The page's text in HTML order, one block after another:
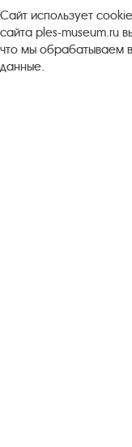
Сайт использует
сайта ples-museum.ru
что мы обрабатываем
данные.